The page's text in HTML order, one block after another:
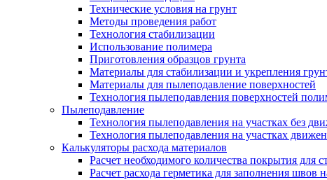
Технические условия на грунт
Методы проведения работ
Технология стабилизации
Использование полимера
Приготовления образцов грунта
Материалы для стабилизации и укрепления
Материалы для пылеподавление поверхностей
Технология пылеподавления поверхностей
Пылеподавление
Технология пылеподавления на участках без
Технология пылеподавления на участках
Калькуляторы расхода материалов
Расчет необходимого количества покрытия для
Расчет расхода герметика для заполнения швов